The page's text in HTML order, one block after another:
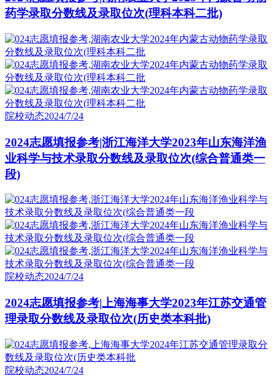
药学录取分数线及录取位次(理科本科二批)
院校动态2024/7/24
2024志愿填报参考|浙江海洋大学2023年山东海洋渔
业科学与技术录取分数线及录取位次(综合普通类一
段)
院校动态2024/7/24
2024志愿填报参考|上海海事大学2023年江苏交通管
理录取分数线及录取位次(历史类本科批)
院校动态2024/7/24